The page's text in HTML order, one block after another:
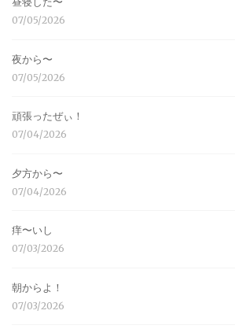
07/05/2026
夜から〜
07/05/2026
頑張ったぜぃ！
07/04/2026
夕方から〜
07/04/2026
痒〜いし
07/03/2026
朝からよ！
07/03/2026